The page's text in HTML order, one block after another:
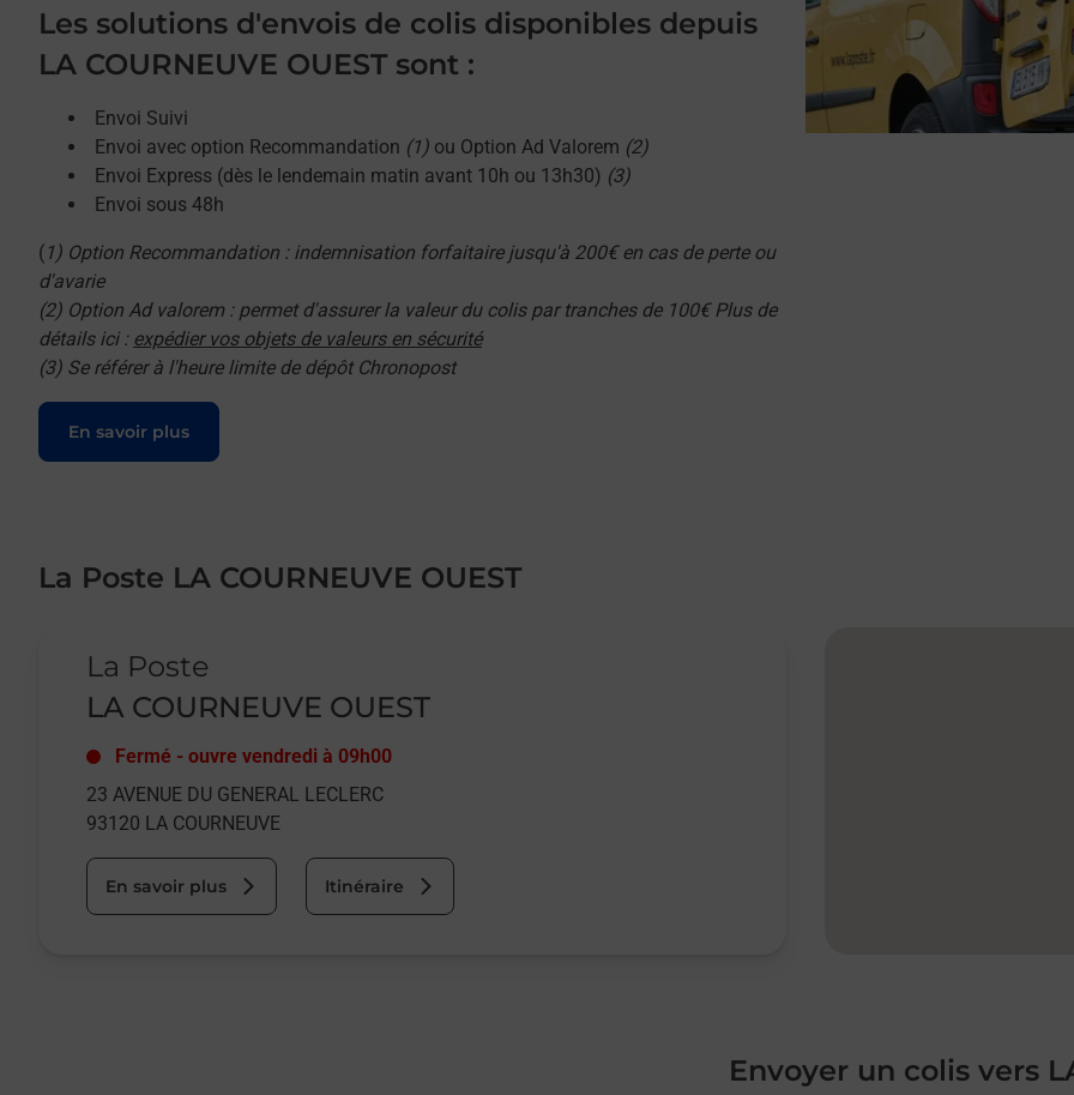
Les solutions d'envois de colis disponibles depuis
LA COURNEUVE OUEST sont :
Envoi Suivi
Envoi avec option Recommandation (1) ou Option Ad Valorem (2)
Envoi Express (dès le lendemain matin avant 10h ou 13h30) (3)
Envoi sous 48h
( 1) Option Recommandation : indemnisation forfaitaire jusqu'à 200€ en cas de perte ou
d'avarie
(2) Option Ad valorem : permet d'assurer la valeur du colis par tranches de 100€ Plus de
détails ici : expédier vos objets de valeurs en sécurité
(3) Se référer à l'heure limite de dépôt Chronopost
En savoir plus
Le lien s'ouvre dans un nouvel onglet
La Poste LA COURNEUVE OUEST
La Poste
LA COURNEUVE OUEST
Fermé - ouvre vendredi à 09h00
23 AVENUE DU GENERAL LECLERC
93120 LA COURNEUVE
En savoir plus Itinéraire
Envoyer un colis vers